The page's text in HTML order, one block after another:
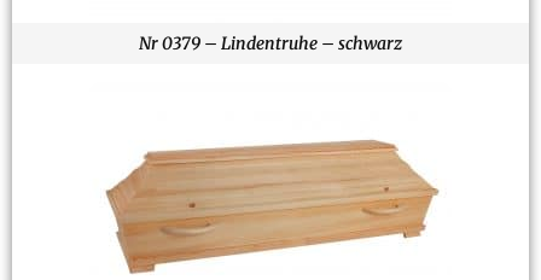
Nr 0379 – Lindentruhe – schwarz